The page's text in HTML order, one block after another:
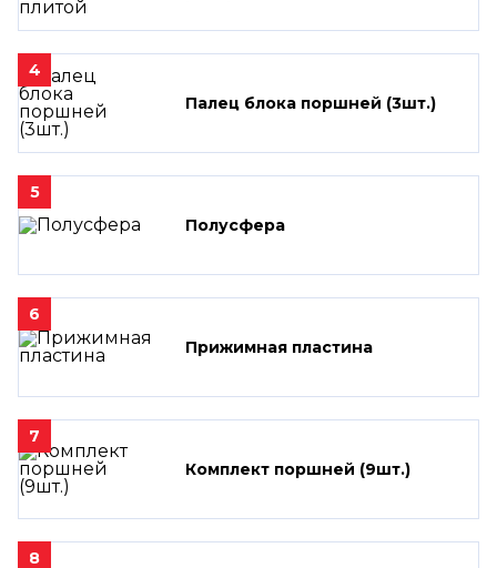
4
Палец блока поршней (3шт.)
5
Полусфера
6
Прижимная пластина
7
Комплект поршней (9шт.)
8